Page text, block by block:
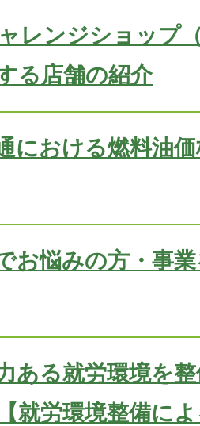
レンジショップ
る店舗の紹介
における燃料油
お悩みの方・事
ある就労環境を
就労環境整備に